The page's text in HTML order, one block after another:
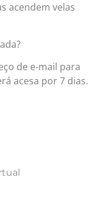
acendem velas
de e-mail para
acesa por 7 dias.